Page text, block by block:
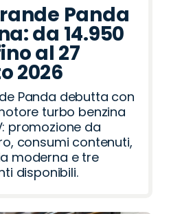
Panda
da 14.950
al 27
2026
Panda debutta con
turbo benzina
promozione da
consumi contenuti,
moderna e tre
disponibili.